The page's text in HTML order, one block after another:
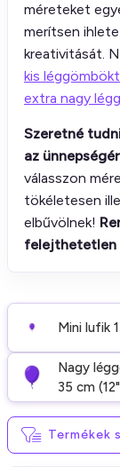
méreteket
merítsen
kreativitását.
kis
extra nagy
Szeretné
az
válasszon
tökéletesen
elbűvölnek!
felejthetetlen
Mini lufik
Nagy
35 cm
Termékek